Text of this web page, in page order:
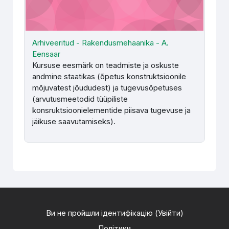
Arhiveeritud - Rakendusmehaanika - A.
Eensaar
Kursuse eesmärk on teadmiste ja oskuste
andmine staatikas (õpetus konstruktsioonile
mõjuvatest jõududest) ja tugevusõpetuses
(arvutusmeetodid tüüpiliste
konsruktsioonielementide piisava tugevuse ja
jäikuse saa­vutamiseks).
Ви не пройшли ідентифікацію (Увійти)